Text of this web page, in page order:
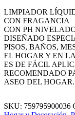
LIMPIADOR
CON FRAGANCIA
CON PH
DISEÑADO
PISOS, BAÑOS,
EL HOGAR Y EN
ES DE FÁCIL
RECOMENDADO
ASEO DEL HOGAR.
SKU: 759795900036